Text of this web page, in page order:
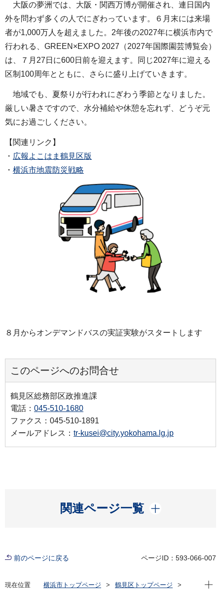
大阪の夢洲では、大阪・関西万博が開催され、連日国内
外を問わず多くの人でにぎわっています。６月末には来場
者が1,000万人を超えました。2年後の2027年に横浜市内で
行われる、GREEN×EXPO 2027（2027年国際園芸博覧会）
は、７月27日に600日前を迎えます。同じ2027年に迎える
区制100周年とともに、さらに盛り上げていきます。
地域でも、夏祭りが行われにぎわう季節となりました。
厳しい暑さですので、水分補給や休憩を忘れず、どうぞ元
気にお過ごしください。
【関連リンク】
・ 広報よこはま鶴見区版
・ 横浜市地震防災戦略
８月からオンデマンドバスの実証実験がスタートします
このページへのお問合せ
鶴見区総務部区政推進課
電話： 045-510-1680
ファクス：045-510-1891
メールアドレス： tr-kusei@city.yokohama.lg.jp
関連ページ一覧
開く
前のページに戻る ページID：593-066-007
現在位置 横浜市トップページ
鶴見区トップページ
現在